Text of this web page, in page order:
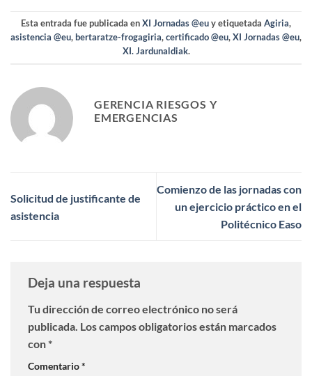
Esta entrada fue publicada enXI Jornadas @euy etiquetada Agiria,
asistencia @eu,bertaratze-frogagiria,certificado @eu,XI Jornadas @eu,
XI. Jardunaldiak.
GERENCIA RIESGOS Y
EMERGENCIAS
Solicitud de justificante de
asistencia
Comienzo de las jornadas con
un ejercicio práctico en el
Politécnico Easo
Deja una respuesta
Tu dirección de correo electrónico no será
publicada. Los campos obligatorios están marcados
con*
Comentario*